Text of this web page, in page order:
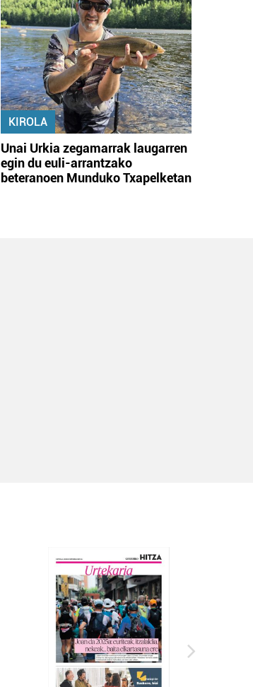
KIROLA
Unai Urkia zegamarrak laugarren
egin du euli-arrantzako
beteranoen Munduko Txapelketan